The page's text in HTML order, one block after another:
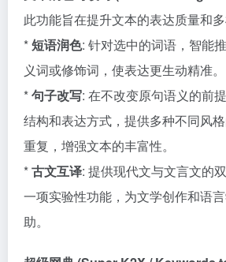
此功能旨在提升文本的表达质量和多
*短语润色: 针对选中的词语，智能
义词或修饰词，使表达更生动精准。
*句子改写: 在不改变原句语义的前
结构和表达方式，提供多种不同风
重复，增强文本的丰富性。
*古文互译: 提供现代文与文言文的
一项实验性功能，为文学创作和语
助。